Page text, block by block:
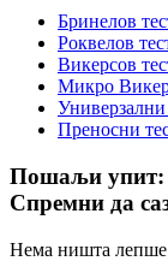
Бринелов
Роквелов
Викерсов
Микро
Универзални
Преносни
Пошаљи упит:
Спремни да
Нема ништа лепше